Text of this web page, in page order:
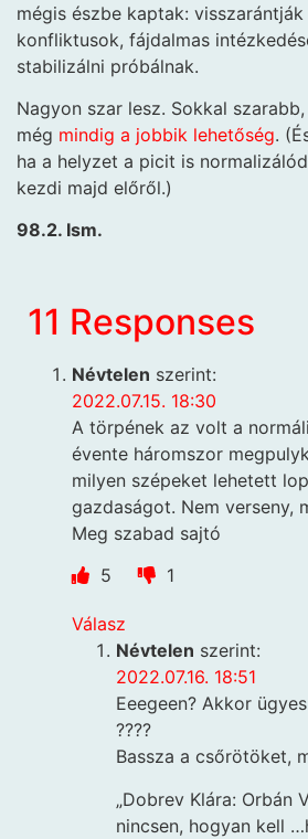
mégis észbe kaptak:
konfliktusok, fájdalmas
stabilizálni próbálnak.
Nagyon szar lesz. Sokkal
még mindig a jobbik lehetőség.
ha a helyzet a picit is
kezdi majd előről.)
98.2. Ism.
11 Responses
Névtelen szerint:
2022.07.15. 18:30
A törpének az volt a
évente háromszor
milyen szépeket lehetett
gazdaságot. Nem verseny,
Meg szabad sajtó
5
1
Válasz
Névtelen szerint:
2022.07.16. 18:51
Eeegeen? Akkor
????
Bassza a csőrötöket,
„Dobrev Klára: Orbán
nincsen, hogyan kell